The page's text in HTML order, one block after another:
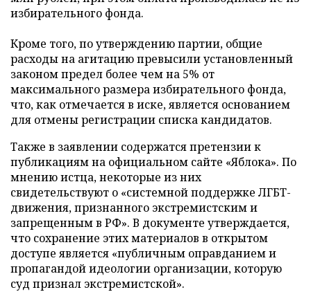
избирательного фонда.
Кроме того, по утверждению партии, общие
расходы на агитацию превысили установленный
законом предел более чем на 5% от
максимального размера избирательного фонда,
что, как отмечается в иске, является основанием
для отмены регистрации списка кандидатов.
Также в заявлении содержатся претензии к
публикациям на официальном сайте «Яблока». По
мнению истца, некоторые из них
свидетельствуют о «системной поддержке ЛГБТ-
движения, признанного экстремистским и
запрещенным в РФ». В документе утверждается,
что сохранение этих материалов в открытом
доступе является «публичным оправданием и
пропагандой идеологии организации, которую
суд признал экстремистской».